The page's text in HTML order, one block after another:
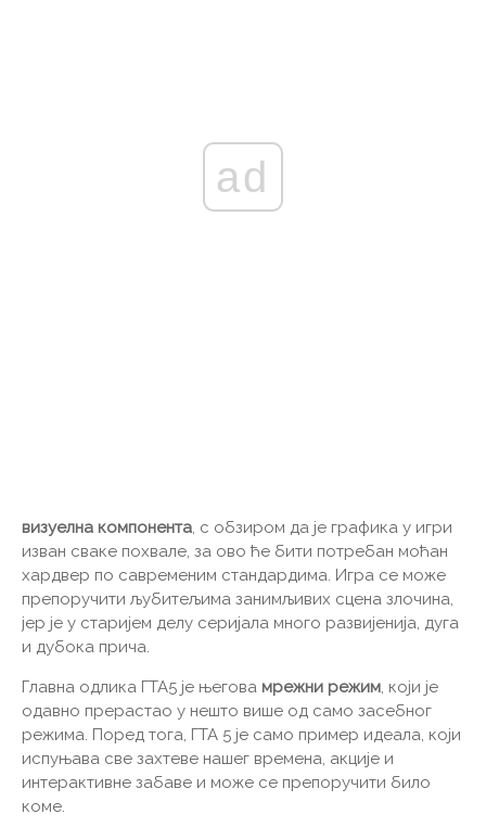
ad
визуелна компонента, с обзиром да је графика у игри
изван сваке похвале, за ово ће бити потребан моћан
хардвер по савременим стандардима. Игра се може
препоручити љубитељима занимљивих сцена злочина,
јер је у старијем делу серијала много развијенија, дуга
и дубока прича.
Главна одлика ГТА5 је његова мрежни режим, који је
одавно прерастао у нешто више од само засебног
режима. Поред тога, ГТА 5 је само пример идеала, који
испуњава све захтеве нашег времена, акције и
интерактивне забаве и може се препоручити било
коме.